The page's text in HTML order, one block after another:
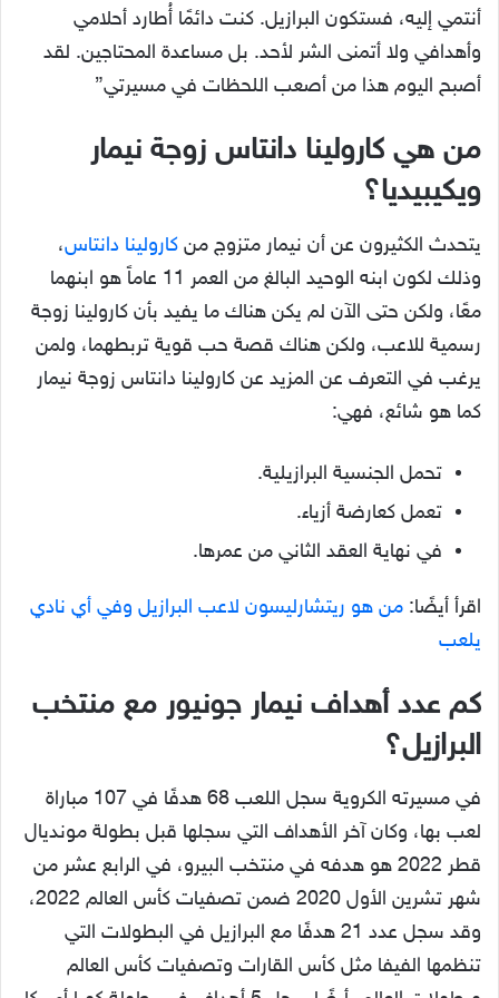
أنتمي إليه، فستكون البرازيل. كنت دائمًا أُطارد أحلامي
وأهدافي ولا أتمنى الشر لأحد. بل مساعدة المحتاجين. لقد
أصبح اليوم هذا من أصعب اللحظات في مسيرتي”
من هي كارولينا دانتاس زوجة نيمار
ويكيبيديا؟
يتحدث الكثيرون عن أن نيمار متزوج من كارولينا دانتاس،
وذلك لكون ابنه الوحيد البالغ من العمر 11 عاماً هو ابنهما
معًا، ولكن حتى الآن لم يكن هناك ما يفيد بأن كارولينا زوجة
رسمية للاعب، ولكن هناك قصة حب قوية تربطهما، ولمن
يرغب في التعرف عن المزيد عن كارولينا دانتاس زوجة نيمار
كما هو شائع، فهي:
تحمل الجنسية البرازيلية.
تعمل كعارضة أزياء.
في نهاية العقد الثاني من عمرها.
اقرأ أيضًا: من هو ريتشارليسون لاعب البرازيل وفي أي نادي
يلعب
كم عدد أهداف نيمار جونيور مع منتخب
البرازيل؟
في مسيرته الكروية سجل اللعب 68 هدفًا في 107 مباراة
لعب بها، وكان آخر الأهداف التي سجلها قبل بطولة مونديال
قطر 2022 هو هدفه في منتخب البيرو، في الرابع عشر من
شهر تشرين الأول 2020 ضمن تصفيات كأس العالم 2022،
وقد سجل عدد 21 هدفًا مع البرازيل في البطولات التي
تنظمها الفيفا مثل كأس القارات وتصفيات كأس العالم